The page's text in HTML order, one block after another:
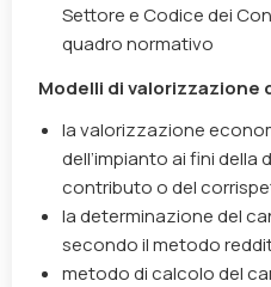
Settore e Codice dei
quadro normativo
Modelli di valorizzazione
la valorizzazione
dell’impianto ai fini della
contributo o del
la determinazione del
secondo il metodo
metodo di calcolo del